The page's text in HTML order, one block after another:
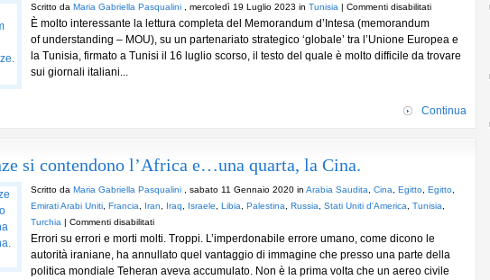
Scritto da Maria Gabriella Pasqualini , mercoledì 19 Luglio 2023 in Tunisia | Commenti disabilitatisu
EU-
Tunisia.
È molto interessante la lettura completa del Memorandum d’Intesa (memorandum
of understanding – MOU), su un partenariato strategico ‘globale’ tra l’Unione Europea e
la Tunisia, firmato a Tunisi il 16 luglio scorso, il testo del quale è molto difficile da trovare
sui giornali italiani...
Continua
si contendono l’Africa e…una quarta, la Cina.
Scritto da Maria Gabriella Pasqualini , sabato 11 Gennaio 2020 in Arabia Saudita Cina Egitto Egitto
Emirati Arabi Uniti Francia Iran Iraq Israele Libia Palestina Russia Stati Uniti d'America Tunisia
Turchia | Commenti disabilitatisu
Tre
Potenze
si
Errori su errori e morti molti. Troppi. L’imperdonabile errore umano, come dicono le
autorità iraniane, ha annullato quel vantaggio di immagine che presso una parte della
politica mondiale Teheran aveva accumulato. Non è la prima volta che un aereo civile